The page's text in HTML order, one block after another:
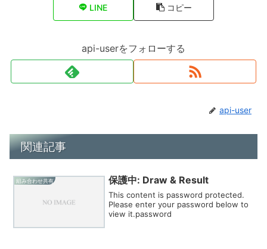
LINE コピー
api-userをフォローする
api-user
関連記事
組み合わせ共有 保護中: Draw & Result
This content is password protected.
Please enter your password below to
view it.password